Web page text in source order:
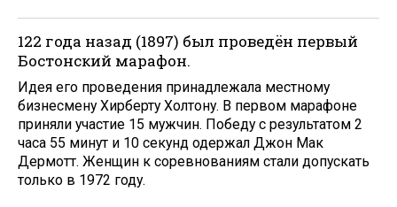
122 года назад (1897) был проведён первый
Бостонский марафон.
Идея его проведения принадлежала местному
бизнесмену Хирберту Холтону. В первом марафоне
приняли участие 15 мужчин. Победу с результатом 2
часа 55 минут и 10 секунд одержал Джон Мак
Дермотт. Женщин к соревнованиям стали допускать
только в 1972 году.